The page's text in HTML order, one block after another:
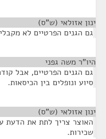
ינון אזולאי (ש"ס)
גם הגנים הפרטיים לא
היו"ר משה גפני
גם הגנים הפרטיים, אבל
סיוע ונופלים בין הכיסאות.
ינון אזולאי (ש"ס)
האוצר צריך לתת את הדעת
שכירות.